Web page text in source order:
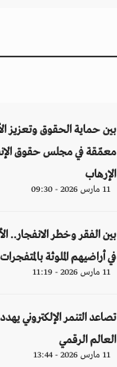
بين حماية الحقوق وتعزيز
معمّقة في مجلس حقوق
الإرهاب
11 مارس 2026 - 09:30
بين الفقر وخطر الانفجار..
في أراضيهم الملوثة بالمتفجرات
11 مارس 2026 - 11:19
تصاعد التنمر الإلكتروني
العالم الرقمي
11 مارس 2026 - 13:44